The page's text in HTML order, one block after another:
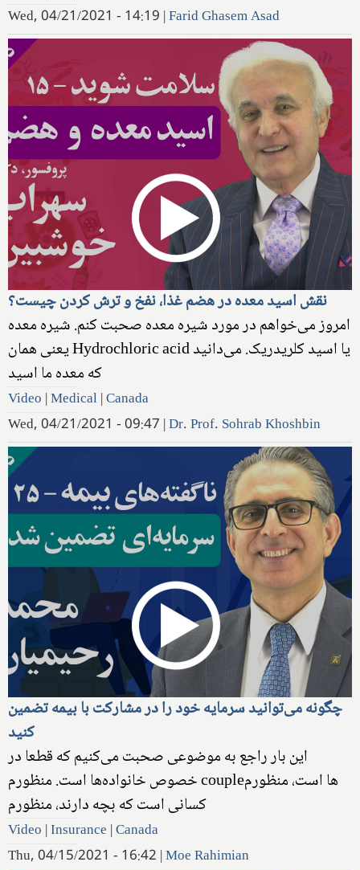
Wed, 04/21/2021 - 14:19 |Farid Ghasem Asad
نقش اسید معده در هضم غذا، نفخ و ترش کردن چیست؟
امروز می‌خواهم در مورد شیره معده صحبت کنم. شیره معده
یعنی همان Hydrochloric acid یا اسید کلریدریک.‌ می‌دانید
که معده ما اسید
Video |Medical|Canada
Wed, 04/21/2021 - 09:47 |Dr. Prof. Sohrab Khoshbin
چگونه می‌توانید سرمایه خود را در مشارکت با بیمه تضمین
کنید
این بار راجع به موضوعی صحبت می‌کنیم که قطعا در
خصوص خانواده‌ها است. منظورم coupleها است، منظورم
کسانی است که بچه دارند، منظورم
Video |Insurance |Canada
Thu, 04/15/2021 - 16:42 |Moe Rahimian